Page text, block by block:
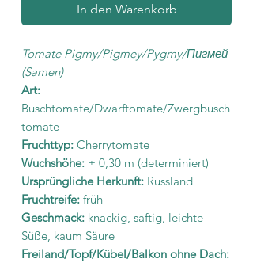
In den Warenkorb
Tomate Pigmy/Pigmey/Pygmy/Пигмей
(Samen)
Art:
Buschtomate/Dwarftomate/Zwergbusch
tomate
Fruchttyp: Cherrytomate
Wuchshöhe: ± 0,30 m (determiniert)
Ursprüngliche Herkunft: Russland
Fruchtreife: früh
Geschmack: knackig, saftig, leichte
Süße, kaum Säure
Freiland/Topf/Kübel/Balkon ohne Dach: